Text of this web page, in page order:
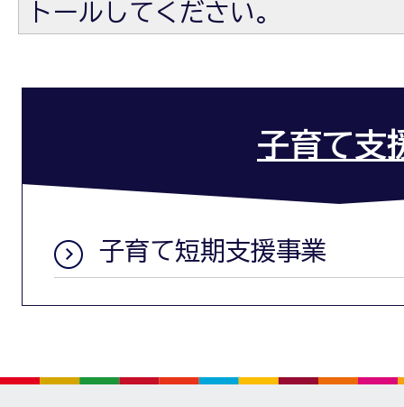
トールしてください。
子育て支
子育て短期支援事業